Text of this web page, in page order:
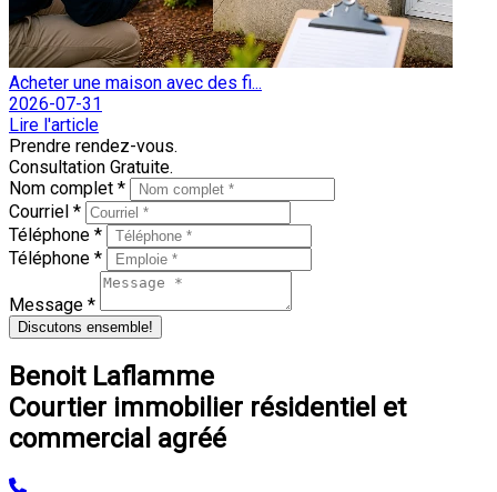
Acheter une maison avec des fi...
2026-07-31
Lire l'article
Prendre rendez-vous.
Consultation Gratuite.
Nom complet *
Courriel *
Téléphone *
Téléphone *
Message *
Discutons ensemble!
Benoit Laflamme
Courtier immobilier résidentiel et
commercial agréé